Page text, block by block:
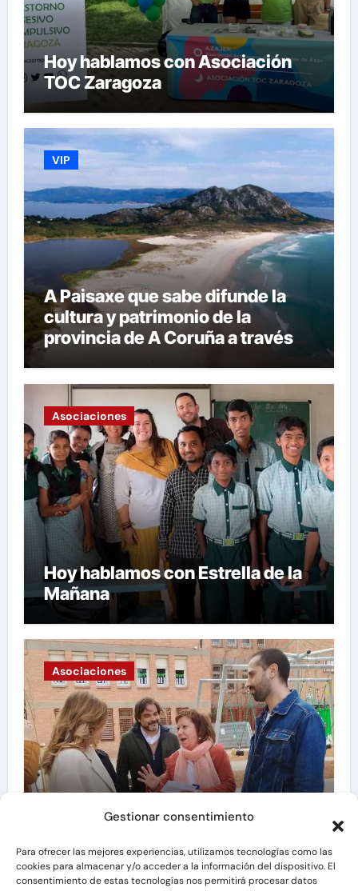
Gestionar consentimiento
Para ofrecer las mejores experiencias, utilizamos tecnologías como las
cookies para almacenar y/o acceder a la información del dispositivo. El
consentimiento de estas tecnologías nos permitirá procesar datos
Hoy hablamos con Asociación
TOC Zaragoza
VIP
A Paisaxe que sabe difunde la
cultura y patrimonio de la
provincia de A Coruña a través
Asociaciones
Hoy hablamos con Estrella de la
Mañana
Asociaciones
Hoy hablamos con Asociación
Vecinal «La Granja»